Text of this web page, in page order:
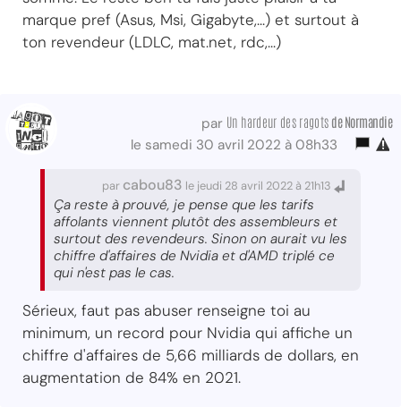
marque pref (Asus, Msi, Gigabyte,...) et surtout à
ton revendeur (LDLC, mat.net, rdc,...)
par Un hardeur des ragots de Normandie
le samedi 30 avril 2022 à 08h33
par cabou83 le jeudi 28 avril 2022 à 21h13
Ça reste à prouvé, je pense que les tarifs
affolants viennent plutôt des assembleurs et
surtout des revendeurs. Sinon on aurait vu les
chiffre d'affaires de Nvidia et d'AMD triplé ce
qui n'est pas le cas.
Sérieux, faut pas abuser renseigne toi au
minimum, un record pour Nvidia qui affiche un
chiffre d'affaires de 5,66 milliards de dollars, en
augmentation de 84% en 2021.